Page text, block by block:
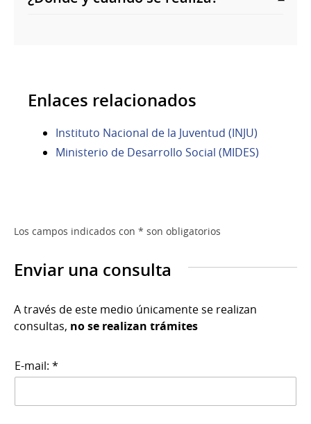
Enlaces relacionados
Instituto Nacional de la Juventud (INJU)
Ministerio de Desarrollo Social (MIDES)
Los campos indicados con * son obligatorios
Enviar una consulta
A través de este medio únicamente se realizan
consultas, no se realizan trámites
E-mail: *